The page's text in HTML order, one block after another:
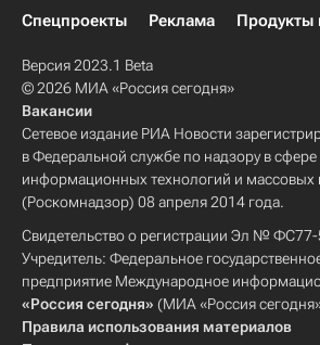
Спецпроекты
Реклама Продукты
Версия 2023.1 Beta
© 2026 МИА «Россия сегодня»
Вакансии
Сетевое издание РИА Новости
в Федеральной службе по надзору в сфере
информационных технологий и массовых
(Роскомнадзор) 08 апреля 2014 года.
Свидетельство о регистрации Эл №
Учредитель: Федеральное
предприятие Международное
«Россия сегодня» (МИА «Россия
Правила использования материалов